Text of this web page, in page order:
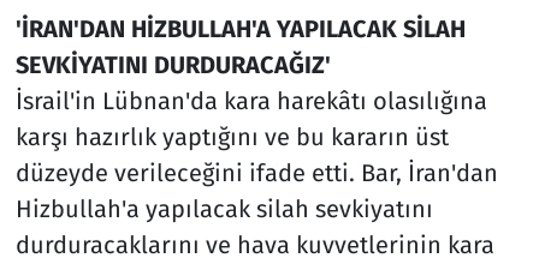
'İRAN'DAN HİZBULLAH'A YAPILACAK SİLAH
SEVKİYATINI DURDURACAĞIZ'
İsrail'in Lübnan'da kara harekâtı olasılığına
karşı hazırlık yaptığını ve bu kararın üst
düzeyde verileceğini ifade etti. Bar, İran'dan
Hizbullah'a yapılacak silah sevkiyatını
durduracaklarını ve hava kuvvetlerinin kara
Televizyon